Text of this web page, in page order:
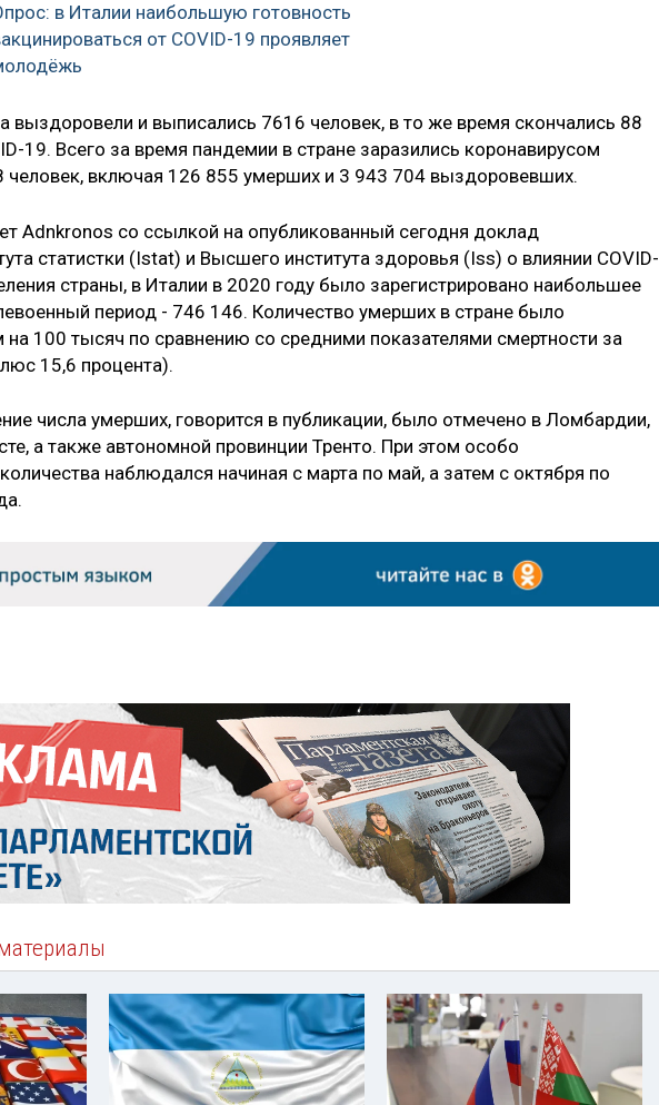
в Италии наибольшую готовность
от COVID-19 проявляет
выздоровели и выписались 7616 человек, в то же время скончались 88
19. Всего за время пандемии в стране заразились коронавирусом
человек, включая 126 855 умерших и 3 943 704 выздоровевших.
Adnkronos со ссылкой на опубликованный сегодня доклад
статистки (Istat) и Высшего института здоровья (Iss) о влиянии COVID-
страны, в Италии в 2020 году было зарегистрировано наибольшее
период - 746 146. Количество умерших в стране было
100 тысяч по сравнению со средними показателями смертности за
15,6 процента).
числа умерших, говорится в публикации, было отмечено в Ломбардии,
а также автономной провинции Тренто. При этом особо
наблюдался начиная с марта по май, а затем с октября по